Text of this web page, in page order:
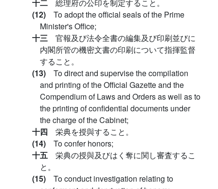
十二 総理府の公印を制定すること。
(12) To adopt the official seals of the Prime
Minister's Office;
十三 官報及び法令全書の編集及び印刷並びに
内閣所管の機密文書の印刷について指揮監督
すること。
(13) To direct and supervise the compilation
and printing of the Official Gazette and the
Compendium of Laws and Orders as well as to
the printing of confidential documents under
the charge of the Cabinet;
十四 栄典を授與すること。
(14) To confer honors;
十五 栄典の授與及びはく奪に関し審査するこ
と。
(15) To conduct investigation relating to